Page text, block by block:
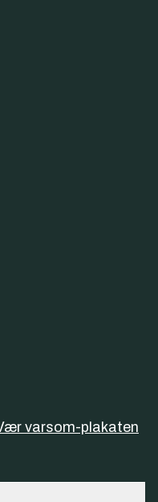
varsom-plakaten